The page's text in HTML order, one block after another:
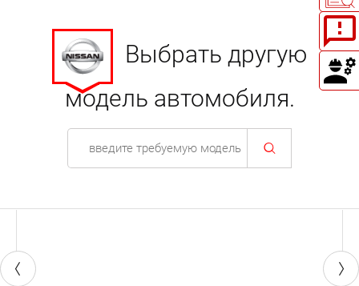
Выбрать другую
модель автомобиля.